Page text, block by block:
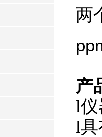
两
产
l仪
l